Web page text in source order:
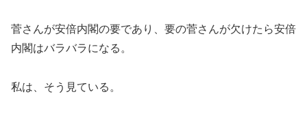
菅さんが安倍内閣の要であり、要の菅さんが欠けたら安倍
内閣はバラバラになる。
私は、そう見ている。